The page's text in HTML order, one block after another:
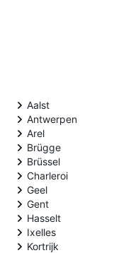
Aalst
Antwerpen
Arel
Brügge
Brüssel
Charleroi
Geel
Gent
Hasselt
Ixelles
Kortrijk